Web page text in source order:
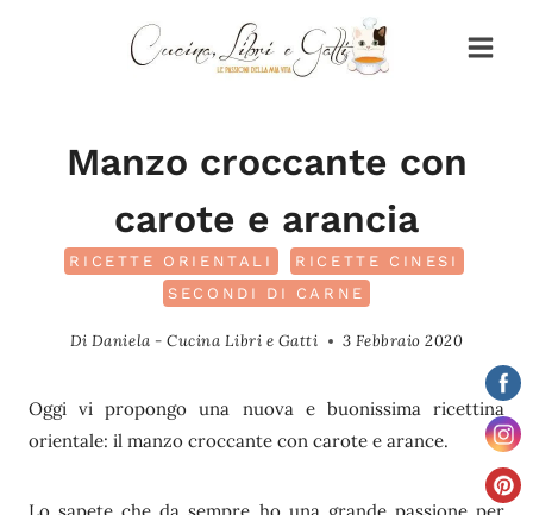
Manzo croccante con
carote e arancia
RICETTE ORIENTALI
RICETTE CINESI
SECONDI DI CARNE
Di Daniela - Cucina Libri e Gatti 3 Febbraio 2020
Oggi vi propongo una nuova e buonissima ricettina
orientale: il manzo croccante con carote e arance.